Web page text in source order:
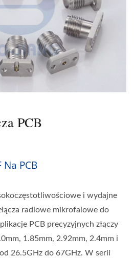
PCB
Na PCB
i wydajne
radiowe mikrofalowe do
PCB precyzyjnych złączy
1.85mm, 2.92mm, 2.4mm i
26.5GHz do 67GHz. W serii